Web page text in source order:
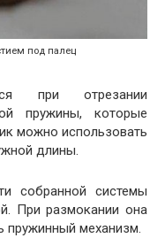
под палец
при отрезании
пружины, которые
можно использовать
длины.
собранной системы
При размокании она
пружинный механизм.